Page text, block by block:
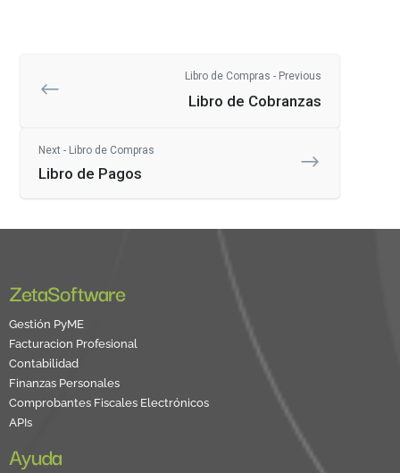
Libro de Compras - Previous
Libro de Cobranzas
Next - Libro de Compras
Libro de Pagos
ZetaSoftware
Gestión PyME
Facturacion Profesional
Contabilidad
Finanzas Personales
Comprobantes Fiscales Electrónicos
APIs
Ayuda